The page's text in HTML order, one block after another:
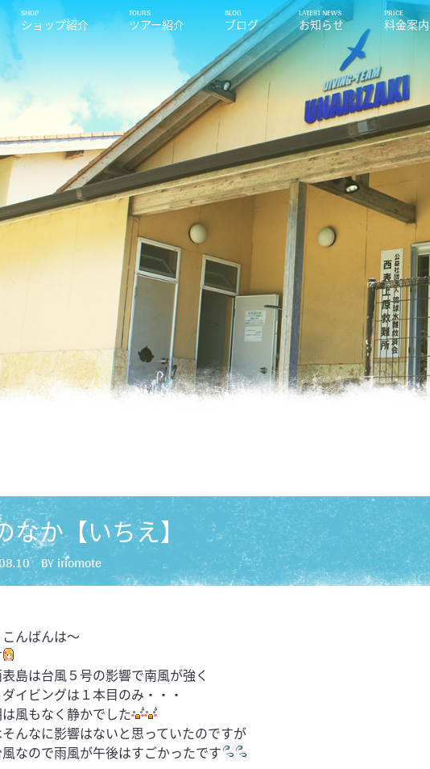
ショップ紹介 ツアー紹介 ブログ お知らせ 料金案内
なか【いちえ】
BY iriomote
んばんは～
島は台風５号の影響で南風が強く
イビングは１本目のみ・・・
風もなく静かでした
んなに影響はないと思っていたのですが
なので雨風が午後はすごかったです